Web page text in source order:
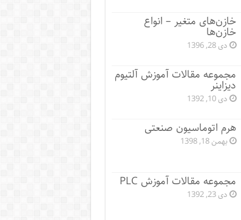
خازن‌های متغیر – انواع
خازن‌ها
دی 28, 1396
مجموعه مقالات آموزش آلتیوم
دیزاینر
دی 10, 1392
هرم اتوماسیون صنعتی
بهمن 18, 1398
مجموعه مقالات آموزش PLC
دی 23, 1392